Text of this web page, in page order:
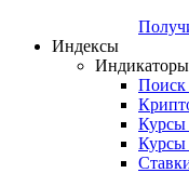
Индексы
Поиск
Курсы
Курсы